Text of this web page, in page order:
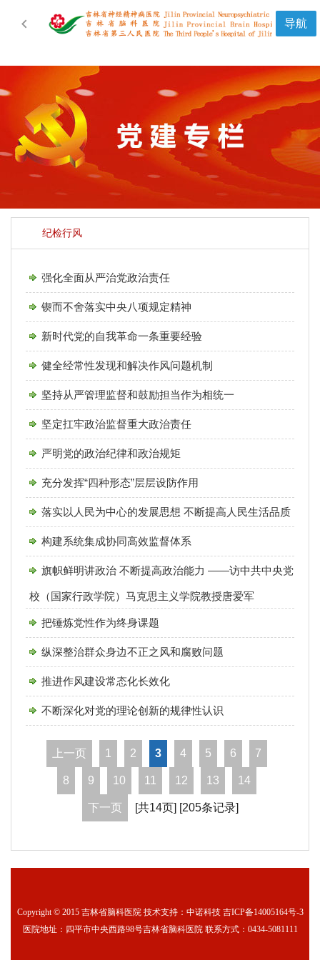
 导航
纪检行风
强化全面从严治党政治责任
锲而不舍落实中央八项规定精神
新时代党的自我革命一条重要经验
健全经常性发现和解决作风问题机制
坚持从严管理监督和鼓励担当作为相统一
坚定扛牢政治监督重大政治责任
严明党的政治纪律和政治规矩
充分发挥“四种形态”层层设防作用
落实以人民为中心的发展思想 不断提高人民生活品质
构建系统集成协同高效监督体系
旗帜鲜明讲政治 不断提高政治能力 ——访中共中央党
校（国家行政学院）马克思主义学院教授唐爱军
把锤炼党性作为终身课题
纵深整治群众身边不正之风和腐败问题
推进作风建设常态化长效化
不断深化对党的理论创新的规律性认识
上一页 1 2 3 4 5 6 7
8 9 10 11 12 13 14
下一页 [共14页] [205条记录]
Copyright © 2015 吉林省脑科医院 技术支持：中诺科技 吉ICP备14005164号-3
医院地址：四平市中央西路98号吉林省脑科医院 联系方式：0434-5081111